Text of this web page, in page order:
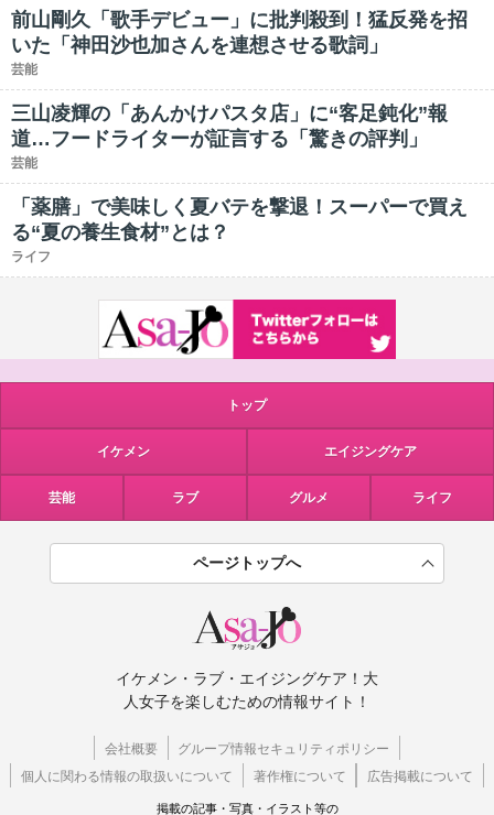
前山剛久「歌手デビュー」に批判殺到！猛反発を招
いた「神田沙也加さんを連想させる歌詞」
芸能
三山凌輝の「あんかけパスタ店」に“客足鈍化”報
道…フードライターが証言する「驚きの評判」
芸能
「薬膳」で美味しく夏バテを撃退！スーパーで買え
る“夏の養生食材”とは？
ライフ
トップ
イケメン エイジングケア
芸能 ラブ グルメ ライフ
ページトップへ
イケメン・ラブ・エイジングケア！大
人女子を楽しむための情報サイト！
会社概要
グループ情報セキュリティポリシー
個人に関わる情報の取扱いについて
著作権について 広告掲載について
掲載の記事・写真・イラスト等の